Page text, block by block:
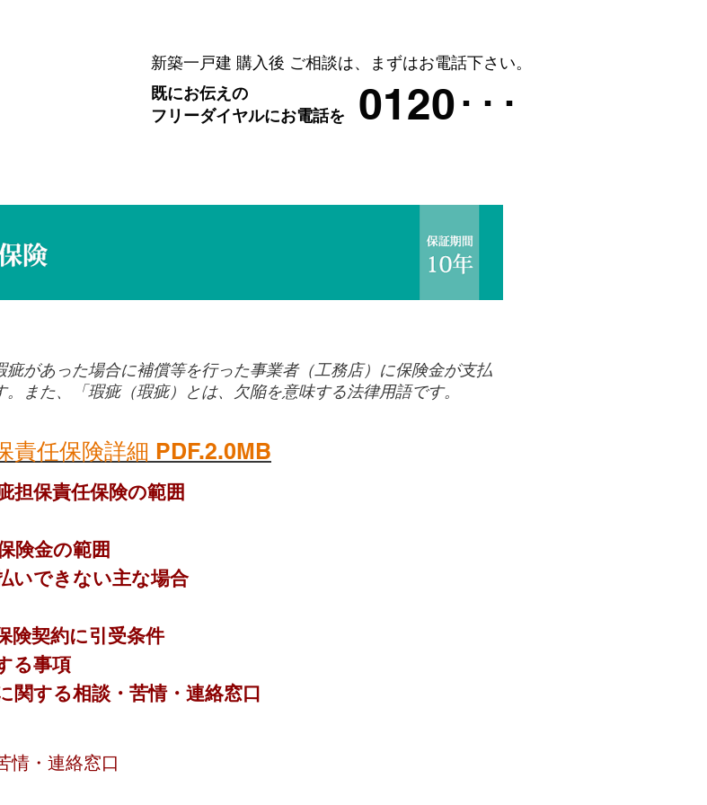
新築一戸建 購入後 ご相談は、まずはお電話下さい。
既にお伝えの
フリーダイヤルにお電話を
0120･･･
があった場合に補償等を行った事業者（工務店）に保険金が支払
また、「瑕疵（瑕疵）とは、欠陥を意味する法律用語です。
責任保険詳細 PDF.2.0MB
担保責任保険の範囲
険金の範囲
いできない主な場合
険契約に引受条件
る事項
関する相談・苦情・連絡窓口
情・連絡窓口